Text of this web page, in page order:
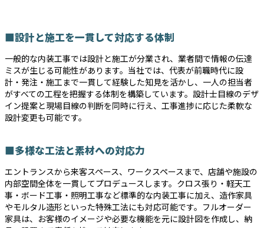
■設計と施工を一貫して対応する体制
一般的な内装工事では設計と施工が分業され、業者間で情報の伝達
ミスが生じる可能性があります。当社では、代表が前職時代に設
計・発注・施工まで一貫して経験した知見を活かし、一人の担当者
がすべての工程を把握する体制を構築しています。設計士目線のデザ
イン提案と現場目線の判断を同時に行え、工事進捗に応じた柔軟な
設計変更も可能です。
■多様な工法と素材への対応力
エントランスから来客スペース、ワークスペースまで、店舗や施設の
内部空間全体を一貫してプロデュースします。クロス張り・軽天工
事・ボード工事・照明工事など標準的な内装工事に加え、造作家具
やモルタル造形といった特殊工法にも対応可能です。フルオーダー
家具は、お客様のイメージや必要な機能を元に設計図を作成し、納